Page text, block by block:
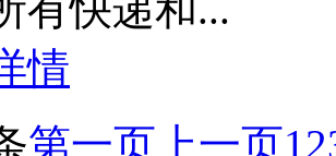
情
第一页 上一页12